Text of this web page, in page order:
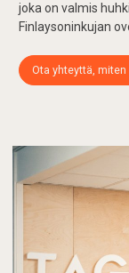
joka on valmis
Finlaysoninkujan
Ota yhteyttä,